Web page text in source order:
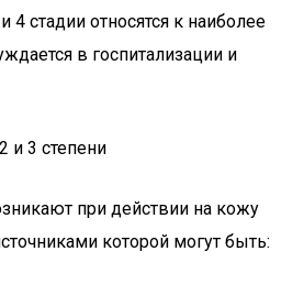
стадии относятся к наиболее
в госпитализации и
и 3 степени
при действии на кожу
которой могут быть: